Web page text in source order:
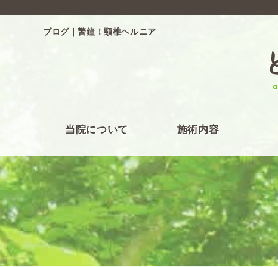
ブログ｜警鐘！頸椎ヘルニア
当院について 施術内容